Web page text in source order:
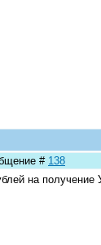
# 138
на